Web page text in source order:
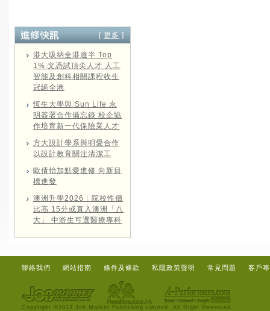
[ 更多 ]
港大吸納全港逾半 Top
1% 文憑試頂尖人才 人工
智能及創科相關課程收生
冠絕全港
恆生大學與 Sun Life 永
明簽署合作備忘錄 校企協
作培育新一代保險業人才
方大設計學系與明愛合作
以設計教育關注清潔工
歐倩怡加點愛進修 向新目
標進發
澳洲升學2026︱院校性價
比高 15分或直入澳洲「八
大」 中游生可選醫療專科
聯絡我們 網站指南 條件及條款 私隱政策聲明 常見問題 客戶
Copyright ©2013 Job Market Publishing Limited. All Right Reserved.